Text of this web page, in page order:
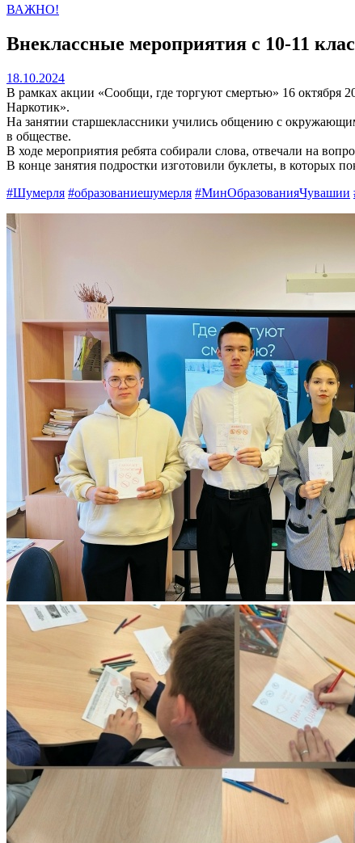
ВАЖНО!
Внеклассные мероприятия с 10-11
18.10.2024
В рамках акции «Сообщи, где торгуют смертью» 16 октября
Наркотик».
На занятии старшеклассники учились общению с
в обществе.
В ходе мероприятия ребята собирали слова, отвечали на
В конце занятия подростки изготовили буклеты, в которых
#Шумерля #образованиешумерля #МинОбразованияЧувашии